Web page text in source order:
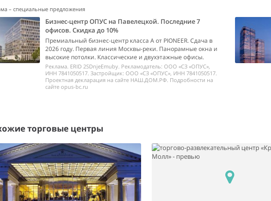
– специальные предложения
Бизнес-центр ОПУС на Павелецкой. Последние 7
офисов. Скидка до 10%
Премиальный бизнес-центр класса А от PIONEER. Сдача в
2026 году. Первая линия Москвы-реки. Панорамные окна и
высокие потолки. Классические и двухэтажные офисы.
Реклама. ERID 2SDnjeEmuby. Рекламодатель: ООО «СЗ «ОПУС»,
ИНН 7841050517. Застройщик: ООО «СЗ «ОПУС», ИНН 7841050517.
Проектная декларация на сайте НАШ.ДОМ.РФ. Подробности на
сайте opus-bc.ru
торговые центры